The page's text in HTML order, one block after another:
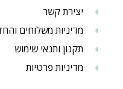
יצירת קשר
מדיניות משלוחים
תקנון ותנאי שימוש
מדיניות פרטיות